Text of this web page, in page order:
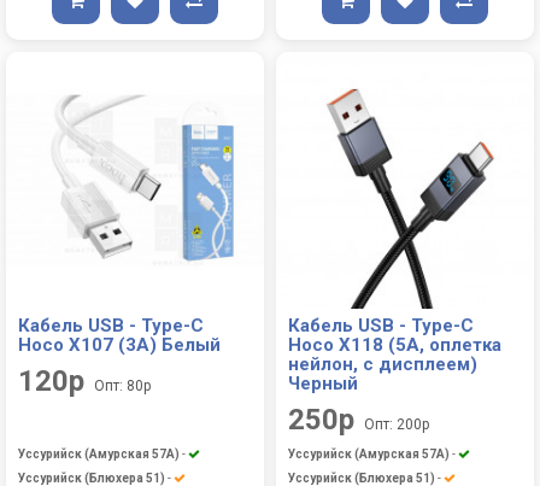
Кабель USB - Type-C
Hoco X107 (3A) Белый
120р Опт: 80р
Уссурийск (Амурская 57А) -
Уссурийск (Блюхера 51) -
Кабель USB - Type-C
Hoco X118 (5А, оплетка
нейлон, с дисплеем)
Черный
250р Опт: 200р
Уссурийск (Амурская 57А) -
Уссурийск (Блюхера 51) -